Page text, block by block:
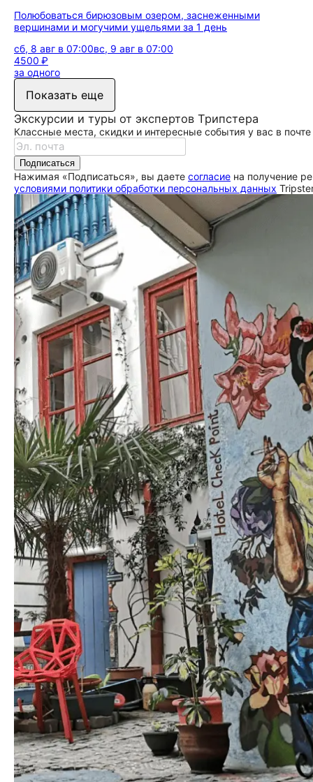
Полюбоваться бирюзовым озером, заснеженными
вершинами и могучими ущельями за 1 день
сб, 8 авг в 07:00вс, 9 авг в 07:00
4500 ₽
за одного
Показать еще
Экскурсии и туры от экспертов Трипстера
Классные места, скидки и интересные события у вас в почте
Подписаться
Нажимая «Подписаться», вы даете согласие на получение
условиями политики обработки персональных данных